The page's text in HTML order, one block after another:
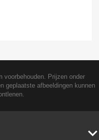
voorbehouden. Prijzen onder
geplaatste afbeeldingen kunnen